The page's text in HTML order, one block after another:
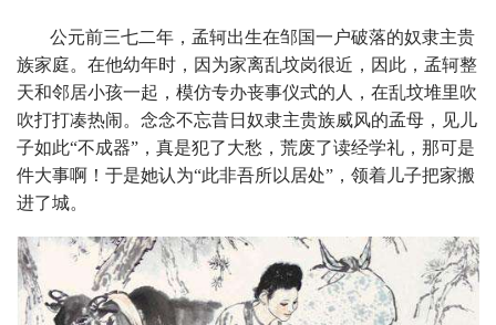
公元前三七二年，孟轲出生在邹国一户破落的奴隶主贵
族家庭。在他幼年时，因为家离乱坟岗很近，因此，孟轲整
天和邻居小孩一起，模仿专办丧事仪式的人，在乱坟堆里吹
吹打打凑热闹。念念不忘昔日奴隶主贵族威风的孟母，见儿
子如此“不成器”，真是犯了大愁，荒废了读经学礼，那可是
件大事啊！于是她认为“此非吾所以居处”，领着儿子把家搬
进了城。